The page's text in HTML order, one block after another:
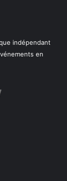
indépendant
en